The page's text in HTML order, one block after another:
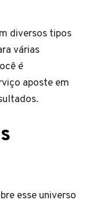
diversos tipos
várias
é
aposte em
esse universo